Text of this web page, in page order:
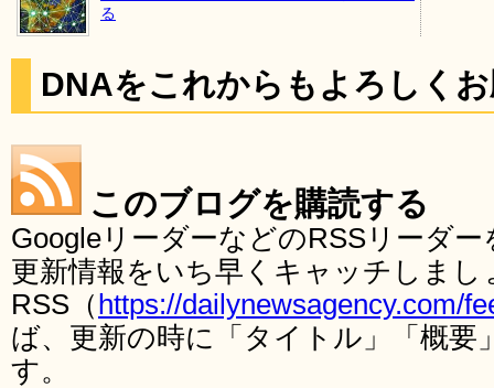
る
DNAをこれからもよろしく
このブログを購読する
GoogleリーダーなどのRSSリーダ
更新情報をいち早くキャッチしま
RSS（ https://dailynewsagency.com/
ば、更新の時に「タイトル」「概要
す。